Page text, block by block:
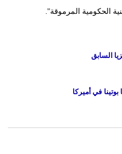
الحكومية المرموقة".
السابق
في أميركا